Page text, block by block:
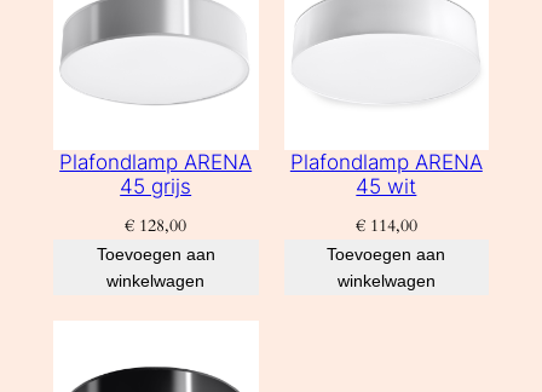
Plafondlamp ARENA
45 grijs
€ 128,00
Toevoegen aan
winkelwagen
Plafondlamp ARENA
45 wit
€114,00
Toevoegen aan
winkelwagen